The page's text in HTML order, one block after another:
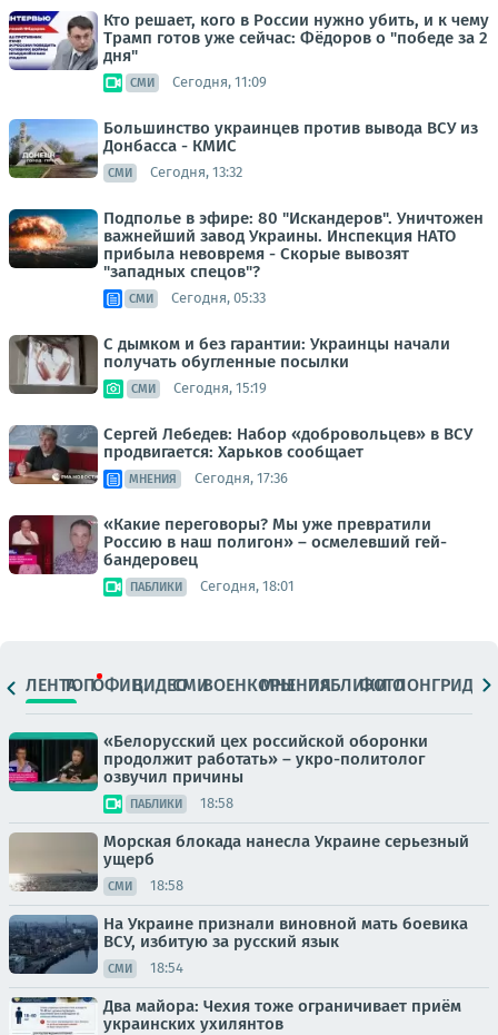
Кто решает, кого в России нужно убить, и к чему
Трамп готов уже сейчас: Фёдоров о "победе за 2
дня"
СМИ Сегодня, 11:09
Большинство украинцев против вывода ВСУ из
Донбасса - КМИС
СМИ Сегодня, 13:32
Подполье в эфире: 80 "Искандеров". Уничтожен
важнейший завод Украины. Инспекция НАТО
прибыла невовремя - Скорые вывозят
"западных спецов"?
СМИ Сегодня, 05:33
С дымком и без гарантии: Украинцы начали
получать обугленные посылки
СМИ Сегодня, 15:19
Сергей Лебедев: Набор «добровольцев» в ВСУ
продвигается: Харьков сообщает
МНЕНИЯ Сегодня, 17:36
«Какие переговоры? Мы уже превратили
Россию в наш полигон» – осмелевший гей-
бандеровец
ПАБЛИКИ Сегодня, 18:01
ЛЕНТАТОПОФИЦ.ВИДЕОСМИВОЕНКОРЫМНЕНИЯПАБЛИКИ
ФОТОЛОНГРИДЫ
«Белорусский цех российской оборонки
продолжит работать» – укро-политолог
озвучил причины
ПАБЛИКИ 18:58
Морская блокада нанесла Украине серьезный
ущерб
СМИ 18:58
На Украине признали виновной мать боевика
ВСУ, избитую за русский язык
СМИ 18:54
Два майора: Чехия тоже ограничивает приём
украинских ухилянтов